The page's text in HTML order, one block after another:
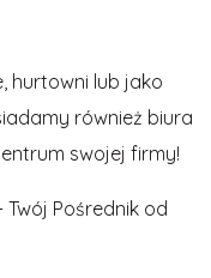
hurtowni lub jako
również biura
swojej firmy!
Pośrednik od